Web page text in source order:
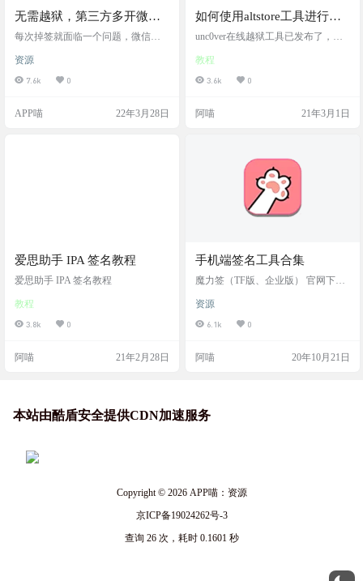
无需越狱，第三方多开微信
Pro资料恢复教程
每次掉签就面临一个问题，微信聊
微信的历史聊天记录到新签名的微
信内呢？ 首先必须在每次签名时，
项，直接开启 win端软件「Sideloadl
资源
7.6k 0
APP喵 22年3月28日
如何使用altstore工具进行自
签和续签？
unc0ver在线越狱工具已发布了，最
OS 14.3的A12-A13设备的手机在线
越狱。不过这么快就发布的工具出
限重启等等问题，严重的不仅越狱
9，卡5各种， 卡9的话就换签名工具
吧 我们都知…
教程
3.6k 0
阿喵 21年3月1日
爱思助手 IPA 签名教程
爱思助手 IPA 签名教程
教程
3.8k 0
阿喵 21年2月28日
手机端签名工具合集
魔力签（TF版、企业版） 官网下载
（企业版、定制版） 官网下载地
址： https://udid.nuosike.cn/sign/ GBo
（定制版、商店版已下架） 官网下
资源
6.1k 0
阿喵 20年10月21日
本站由酷盾安全提供CDN加速服务
Copyright © 2026APP喵：资源
京ICP备19024262号-3
查询 26 次，耗时 0.1601 秒